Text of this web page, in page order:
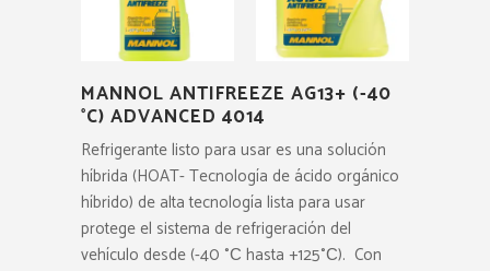
MANNOL ANTIFREEZE AG13+ (-40
°C) ADVANCED 4014
Refrigerante listo para usar es una solución
híbrida (HOAT- Tecnología de ácido orgánico
híbrido) de alta tecnología lista para usar
protege el sistema de refrigeración del
vehículo desde (-40 °С hasta +125°С). Con